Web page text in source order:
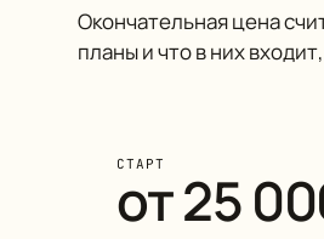
Окончательная цена
планы и что в них
СТАРТ
от 25